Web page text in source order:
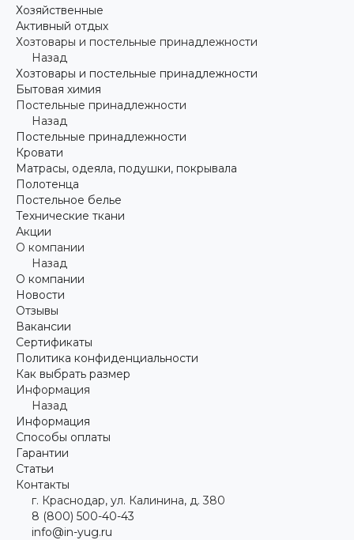
Хозяйственные
Активный отдых
Хозтовары и постельные принадлежности
Назад
Хозтовары и постельные принадлежности
Бытовая химия
Постельные принадлежности
Назад
Постельные принадлежности
Кровати
Матрасы, одеяла, подушки, покрывала
Полотенца
Постельное белье
Технические ткани
Акции
О компании
Назад
О компании
Новости
Отзывы
Вакансии
Сертификаты
Политика конфиденциальности
Как выбрать размер
Информация
Назад
Информация
Способы оплаты
Гарантии
Статьи
Контакты
г. Краснодар, ул. Калинина, д. 380
8 (800) 500-40-43
info@in-yug.ru